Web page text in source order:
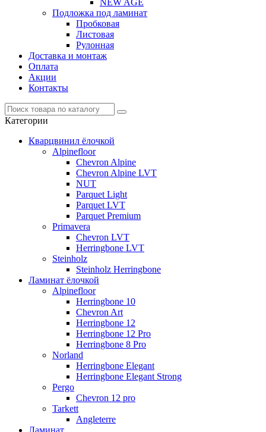
NEW AGE
Подложка под ламинат
Пробковая
Листовая
Рулонная
Доставка и монтаж
Оплата
Акции
Контакты
Категории
Кварцвинил ёлочкой
Alpinefloor
Chevron Alpine
Chevron Alpine LVT
NUT
Parquet Light
Parquet LVT
Parquet Premium
Primavera
Chevron LVT
Herringbone LVT
Steinholz
Steinholz Herringbone
Ламинат ёлочкой
Alpinefloor
Herringbone 10
Chevron Art
Herringbone 12
Herringbone 12 Pro
Herringbone 8 Pro
Norland
Herringbone Elegant
Herringbone Elegant Strong
Pergo
Chevron 12 pro
Tarkett
Angleterre
Ламинат